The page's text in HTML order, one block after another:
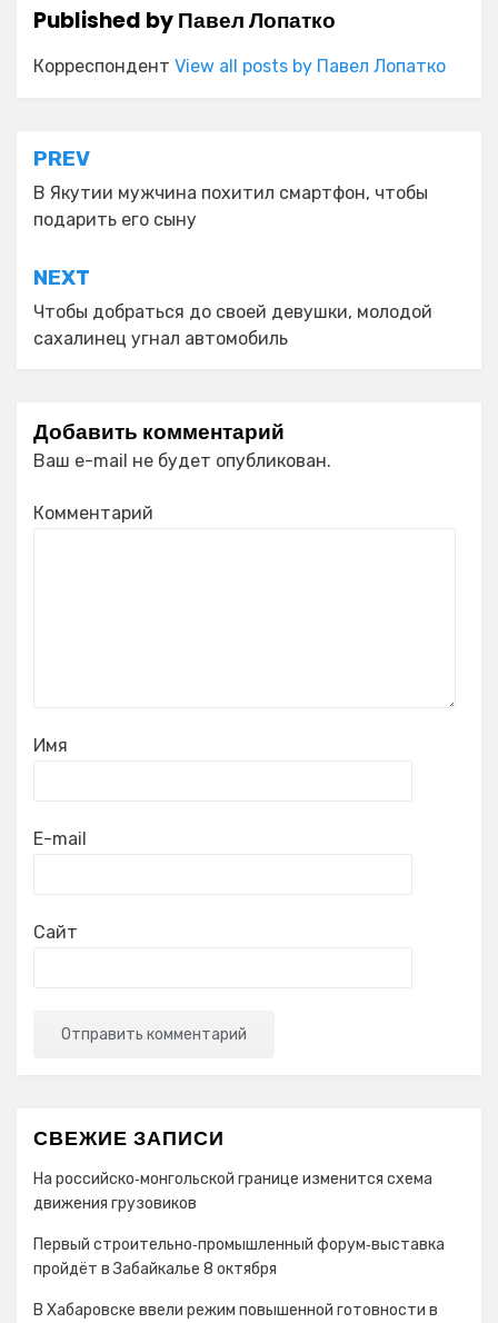
Published byПавел Лопатко
Корреспондент View all posts by Павел Лопатко
Навигация
по
записям
PREV
В Якутии мужчина похитил смартфон, чтобы
подарить его сыну
NEXT
Чтобы добраться до своей девушки, молодой
сахалинец угнал автомобиль
Добавить комментарий
Ваш e-mail не будет опубликован.
Комментарий
Имя
E-mail
Сайт
СВЕЖИЕ ЗАПИСИ
На российско‑монгольской границе изменится схема
движения грузовиков
Первый строительно‑промышленный форум‑выставка
пройдёт в Забайкалье 8 октября
В Хабаровске ввели режим повышенной готовности в